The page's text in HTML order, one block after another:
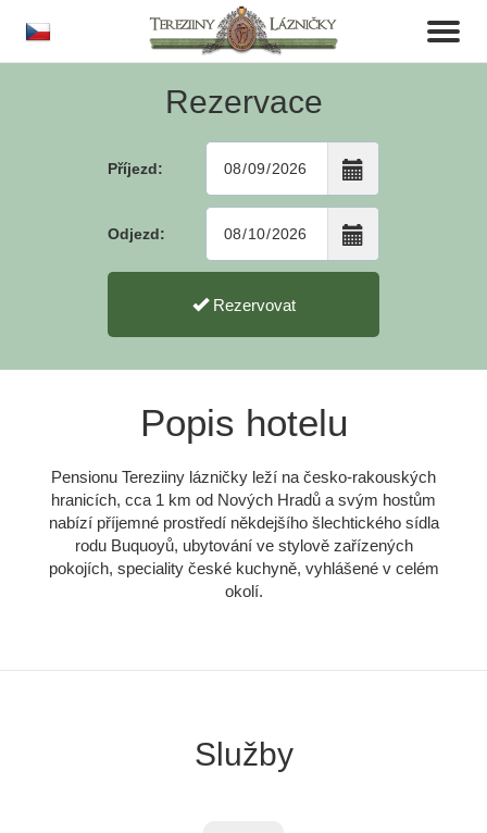
Toggle
Rezervace
Příjezd:
Odjezd:
Rezervovat
Popis hotelu
Pensionu Tereziiny lázničky leží na česko-rakouských
hranicích, cca 1 km od Nových Hradů a svým hostům
nabízí příjemné prostředí někdejšího šlechtického sídla
rodu Buquoyů, ubytování ve stylově zařízených
pokojích, speciality české kuchyně, vyhlášené v celém
okolí.
Služby